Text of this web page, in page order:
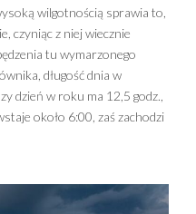
wilgotnością sprawia to,
czyniąc z niej wiecznie
tu wymarzonego
długość dnia w
dzień w roku ma 12,5 godz.,
około 6:00, zaś zachodzi